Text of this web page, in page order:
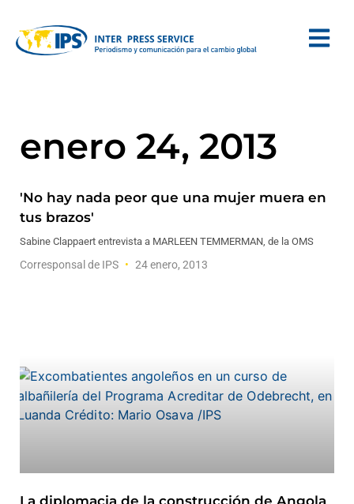
enero 24, 2013
'No hay nada peor que una mujer muera en
tus brazos'
Sabine Clappaert entrevista a MARLEEN TEMMERMAN, de la OMS
Corresponsal de IPS 24 enero, 2013
La diplomacia de la construcción de Angola